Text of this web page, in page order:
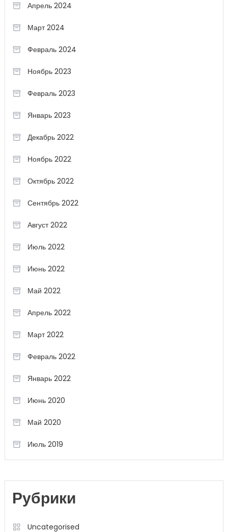
Апрель 2024
Март 2024
Февраль 2024
Ноябрь 2023
Февраль 2023
Январь 2023
Декабрь 2022
Ноябрь 2022
Октябрь 2022
Сентябрь 2022
Август 2022
Июль 2022
Июнь 2022
Май 2022
Апрель 2022
Март 2022
Февраль 2022
Январь 2022
Июнь 2020
Май 2020
Июль 2019
Рубрики
Uncategorised